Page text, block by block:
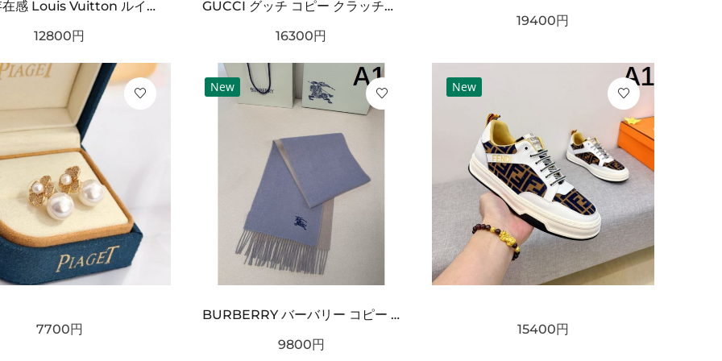
タフ 存在感 Louis Vuitton ルイヴィトン コピー ベルト ブラックチェック型押しレザー シルバーバックル 厚みある仕様 ストリート映えデザイン
12800円
GUCCI グッチ コピー クラッチバッグ GGスプリームキャンバス スリムフォルム フラップデザイン リストストラップ付き 軽量設計
16300円
19400円
7700円
New
BURBERRY バーバリー コピー マフラー ライトブルー×グレー配色 ワンポイント騎士刺繍 フリンジ仕上げ 柔らかウール素材 上品な印象
9800円
New
15400円